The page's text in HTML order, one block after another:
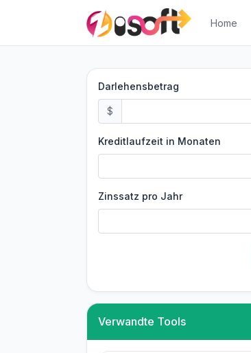
Home
Darlehensbetrag
$
Kreditlaufzeit in Monaten
Zinssatz pro Jahr
Verwandte Tools